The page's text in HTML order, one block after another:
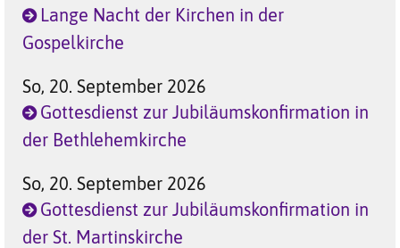
Lange Nacht der Kirchen in der
Gospelkirche
So, 20. September 2026
Gottesdienst zur Jubiläumskonfirmation in
der Bethlehemkirche
So, 20. September 2026
Gottesdienst zur Jubiläumskonfirmation in
der St. Martinskirche